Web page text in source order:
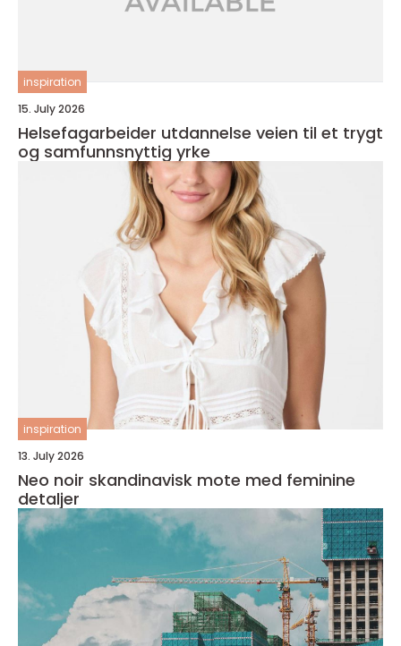
inspiration
15. July 2026
Helsefagarbeider utdannelse veien til et trygt
og samfunnsnyttig yrke
inspiration
13. July 2026
Neo noir skandinavisk mote med feminine
detaljer